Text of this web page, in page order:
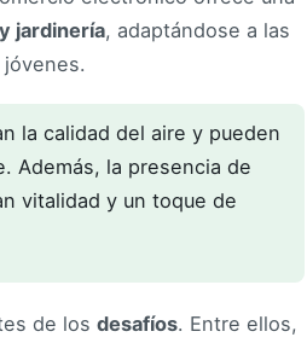
jardinería, adaptándose a las
la calidad del aire y pueden
Además, la presencia de
vitalidad y un toque de
de los desafíos. Entre ellos,